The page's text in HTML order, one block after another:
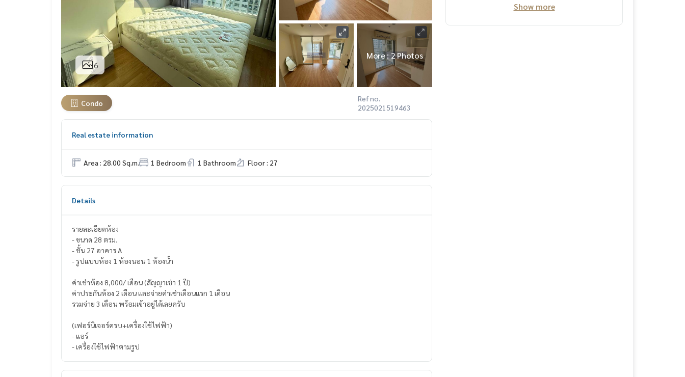
6
More : 2 Photos
Condo
Ref no.
2025021519463
Real estate information
Area : 28.00 Sq.m. 1 Bedroom 1 Bathroom Floor : 27
Details
รายละเอียดห้อง
- ขนาด 28 ตรม.
- ชั้น 27 อาคาร A
- รูปแบบห้อง 1 ห้องนอน 1 ห้องน้ำ
ค่าเช่าห้อง 8,000/ เดือน (สัญญาเช่า 1 ปี)
ค่าประกันห้อง 2 เดือน และจ่ายค่าเช่าเดือนแรก 1 เดือน
รวมจ่าย 3 เดือน พร้อมเข้าอยู่ได้เลยครับ
(เฟอร์นิเจอร์ครบ+เครื่องใช้ไฟฟ้า)
- แอร์
- เครื่องใช้ไฟฟ้าตามรูป
Show more